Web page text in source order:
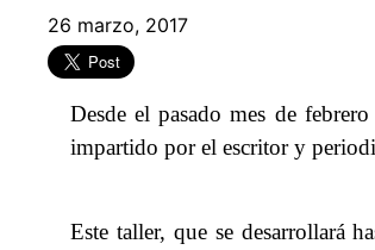
26 marzo, 2017
Desde el pasado mes de
impartido por el escritor y
Este taller, que se desarrollará